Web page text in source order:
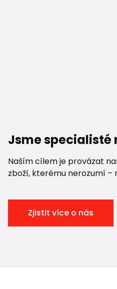
Jsme specialisté
Naším cílem je provázat
zboží, kterému nerozumí –
Zjistit více o nás